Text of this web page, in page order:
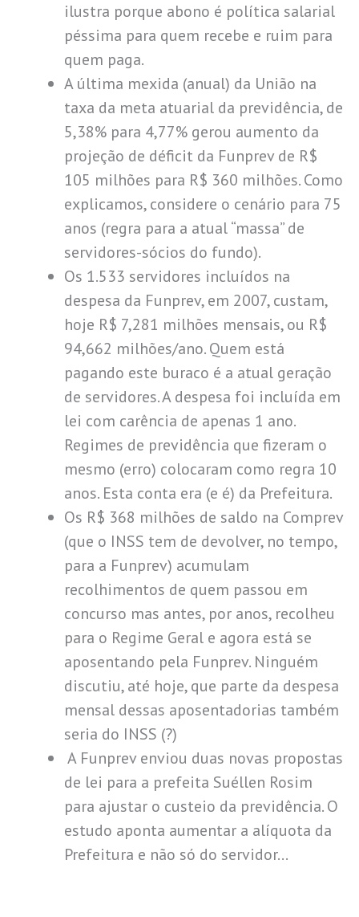
ilustra porque abono é política salarial
péssima para quem recebe e ruim para
quem paga.
A última mexida (anual) da União na
taxa da meta atuarial da previdência, de
5,38% para 4,77% gerou aumento da
projeção de déficit da Funprev de R$
105 milhões para R$ 360 milhões. Como
explicamos, considere o cenário para 75
anos (regra para a atual “massa” de
servidores-sócios do fundo).
Os 1.533 servidores incluídos na
despesa da Funprev, em 2007, custam,
hoje R$ 7,281 milhões mensais, ou R$
94,662 milhões/ano. Quem está
pagando este buraco é a atual geração
de servidores. A despesa foi incluída em
lei com carência de apenas 1 ano.
Regimes de previdência que fizeram o
mesmo (erro) colocaram como regra 10
anos. Esta conta era (e é) da Prefeitura.
Os R$ 368 milhões de saldo na Comprev
(que o INSS tem de devolver, no tempo,
para a Funprev) acumulam
recolhimentos de quem passou em
concurso mas antes, por anos, recolheu
para o Regime Geral e agora está se
aposentando pela Funprev. Ninguém
discutiu, até hoje, que parte da despesa
mensal dessas aposentadorias também
seria do INSS (?)
A Funprev enviou duas novas propostas
de lei para a prefeita Suéllen Rosim
para ajustar o custeio da previdência. O
estudo aponta aumentar a alíquota da
Prefeitura e não só do servidor…